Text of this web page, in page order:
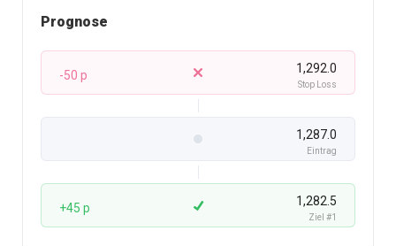
Prognose
-50 p 1,292.0
Stop Loss
1,287.0
Eintrag
+45 p 1,282.5
Ziel #1